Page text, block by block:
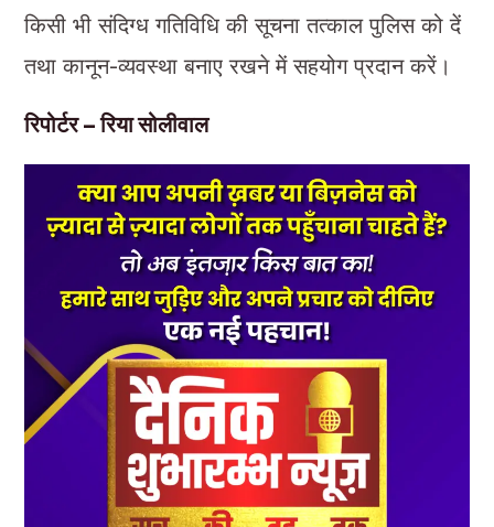
किसी भी संदिग्ध गतिविधि की सूचना तत्काल पुलिस को दें
तथा कानून-व्यवस्था बनाए रखने में सहयोग प्रदान करें।
रिपोर्टर – रिया सोलीवाल